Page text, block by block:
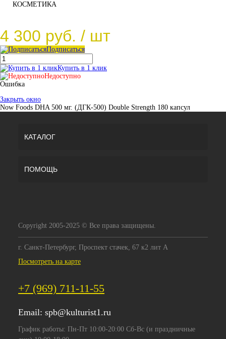
КОСМЕТИКА
4 300 руб. / шт
Подписаться
Купить в 1 клик
Недоступно
Ошибка
Закрыть окно
Now Foods DHA 500 мг. (ДГК-500) Double Strength 180 капсул
КАТАЛОГ
ПОМОЩЬ
Copyright 2005-2025 © Все права защищены.
г. Санкт-Петербург, Проспект стачек, 67 к2 лит А
Посмотреть на карте
+7 (969) 711-11-55
Email: spb@kulturist1.ru
График работы: Пн-Пт 10:00-20:00 Сб-Вс (и праздничные